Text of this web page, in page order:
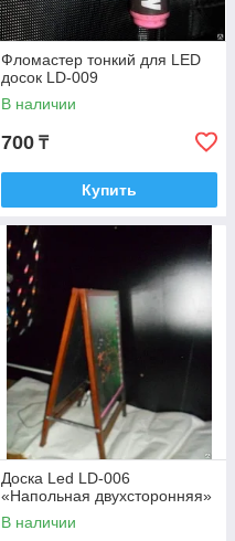
Фломастер тонкий для LED
досок LD-009
В наличии
700 ₸
Купить
Доска Led LD-006
«Напольная двухсторонняя»
В наличии